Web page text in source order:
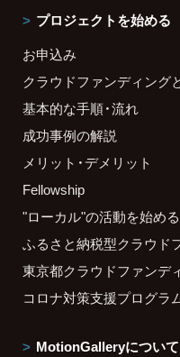
プロジェクトを始める
お申込み
クラウドファンディング
基本的な手順・流れ
成功事例の解説
メリット・デメリット
Fellowship
"ローカル"の活動を始める
ふるさと納税型クラウド
東京都クラウドファンデ
コロナ対策支援プログラ
MotionGalleryについて